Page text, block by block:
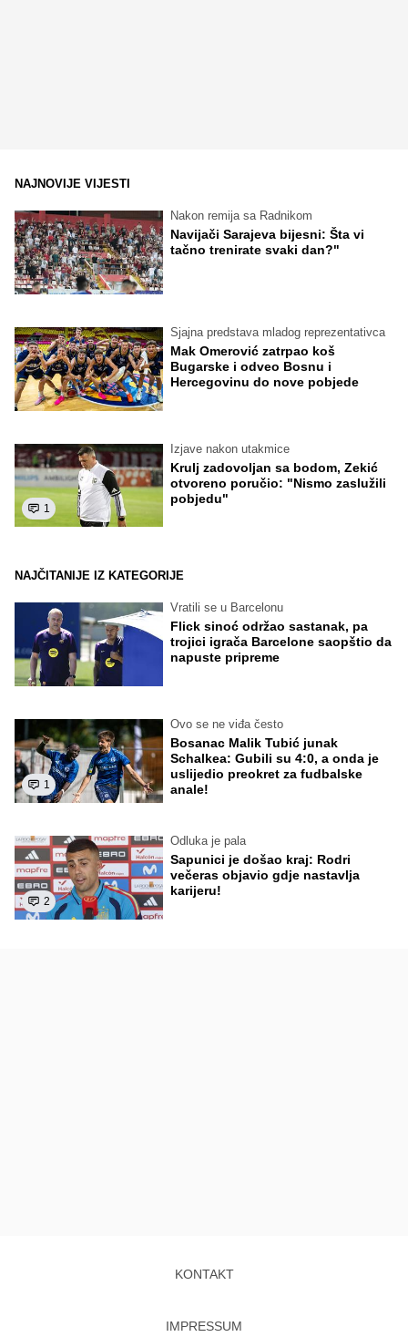
NAJNOVIJE VIJESTI
Nakon remija sa Radnikom
Navijači Sarajeva bijesni: Šta vi
tačno trenirate svaki dan?"
Sjajna predstava mladog reprezentativca
Mak Omerović zatrpao koš
Bugarske i odveo Bosnu i
Hercegovinu do nove pobjede
1
Izjave nakon utakmice
Krulj zadovoljan sa bodom, Zekić
otvoreno poručio: "Nismo zaslužili
pobjedu"
NAJČITANIJE IZ KATEGORIJE
Vratili se u Barcelonu
Flick sinoć održao sastanak, pa
trojici igrača Barcelone saopštio da
napuste pripreme
1
Ovo se ne viđa često
Bosanac Malik Tubić junak
Schalkea: Gubili su 4:0, a onda je
uslijedio preokret za fudbalske
anale!
2
Odluka je pala
Sapunici je došao kraj: Rodri
večeras objavio gdje nastavlja
karijeru!
KONTAKT
IMPRESSUM